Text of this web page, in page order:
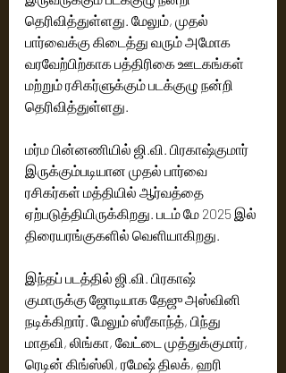
தெரிவித்துள்ளது. மேலும், முதல்
பார்வைக்கு கிடைத்து வரும் அமோக
வரவேற்பிற்காக பத்திரிகை ஊடகங்கள்
மற்றும் ரசிகர்ளுக்கும் படக்குழு நன்றி
தெரிவித்துள்ளது.
மர்ம பின்னணியில் ஜி.வி. பிரகாஷ்குமார்
இருக்கும்படியான முதல் பார்வை
ரசிகர்கள் மத்தியில் ஆர்வத்தை
ஏற்படுத்தியிருக்கிறது. படம் மே 2025 இல்
திரையரங்குகளில் வெளியாகிறது.
இந்தப் படத்தில் ஜி.வி. பிரகாஷ்
குமாருக்கு ஜோடியாக தேஜு அஸ்வினி
நடிக்கிறார். மேலும் ஸ்ரீகாந்த், பிந்து
மாதவி, லிங்கா, வேட்டை முத்துக்குமார்,
ரெடின் கிங்ஸ்லி, ரமேஷ் திலக், ஹரி